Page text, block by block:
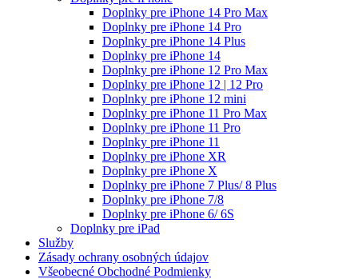
Doplnky pre iPhone 14 Pro Max
Doplnky pre iPhone 14 Pro
Doplnky pre iPhone 14 Plus
Doplnky pre iPhone 14
Doplnky pre iPhone 12 Pro Max
Doplnky pre iPhone 12 | 12 Pro
Doplnky pre iPhone 12 mini
Doplnky pre iPhone 11 Pro Max
Doplnky pre iPhone 11 Pro
Doplnky pre iPhone 11
Doplnky pre iPhone XR
Doplnky pre iPhone X
Doplnky pre iPhone 7 Plus/ 8 Plus
Doplnky pre iPhone 7/8
Doplnky pre iPhone 6/ 6S
Doplnky pre iPad
Služby
Zásady ochrany osobných údajov
Všeobecné Obchodné Podmienky